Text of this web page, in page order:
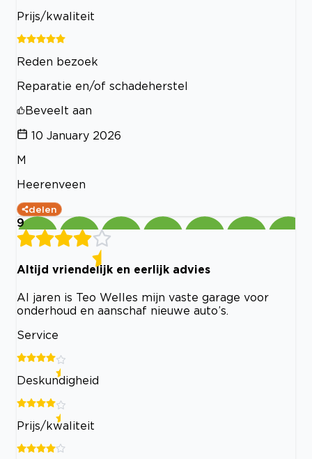
Prijs/kwaliteit
Reden bezoek
Reparatie en/of schadeherstel
Beveelt aan
10 January 2026
M
Heerenveen
delen
9
Altijd vriendelijk en eerlijk advies
Al jaren is Teo Welles mijn vaste garage voor
onderhoud en aanschaf nieuwe auto’s.
Service
Deskundigheid
Prijs/kwaliteit